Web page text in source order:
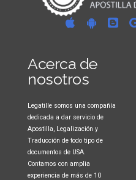
Acerca de
nosotros
Legatille somos una compañía
dedicada a dar servicio de
Apostilla, Legalización y
Traducción de todo tipo de
documentos de USA.
Contamos con amplia
experiencia de más de 10